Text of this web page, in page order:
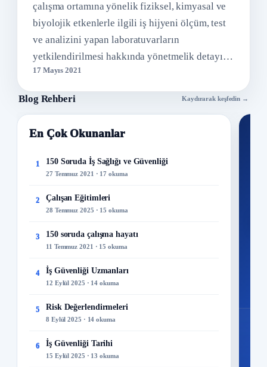
çalışma ortamına yönelik fiziksel, kimyasal ve
biyolojik etkenlerle ilgili iş hijyeni ölçüm, test
ve analizini yapan laboratuvarların
yetkilendirilmesi hakkında yönetmelik detayı…
17 Mayıs 2021
Blog Rehberi Kaydırarak keşfedin →
En Çok Okunanlar
1 150 Soruda İş Sağlığı ve Güvenliği
27 Temmuz 2021 · 17 okuma
2 Çalışan Eğitimleri
28 Temmuz 2025 · 15 okuma
3 150 soruda çalışma hayatı
11 Temmuz 2021 · 15 okuma
4 İş Güvenliği Uzmanları
12 Eylül 2025 · 14 okuma
5 Risk Değerlendirmeleri
8 Eylül 2025 · 14 okuma
6 İş Güvenliği Tarihi
15 Eylül 2025 · 13 okuma